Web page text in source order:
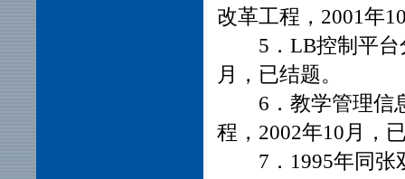
改革工程，2001年
5．LB控制平台
月，已结题。
6．教学管理信息
程，2002年10月，
7．1995年同